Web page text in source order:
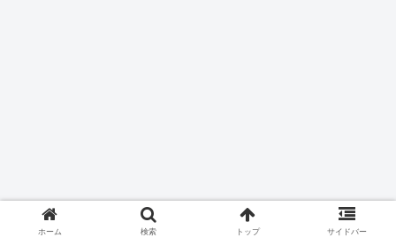
ホーム 検索 トップ サイドバー